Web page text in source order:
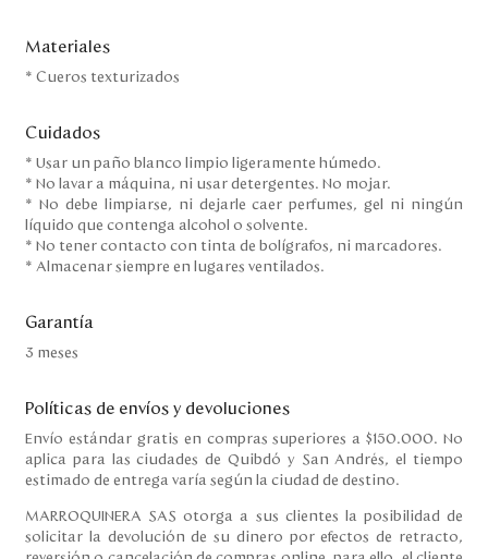
Costa Rica
Panamá
USA
Venezuela
Materiales
* Cueros texturizados
Cuidados
* Usar un paño blanco limpio ligeramente húmedo.
* No lavar a máquina, ni usar detergentes. No mojar.
* No debe limpiarse, ni dejarle caer perfumes, gel ni ningún
líquido que contenga alcohol o solvente.
* No tener contacto con tinta de bolígrafos, ni marcadores.
* Almacenar siempre en lugares ventilados.
Garantía
3 meses
Políticas de envíos y devoluciones
Envío estándar gratis en compras superiores a $150.000. No
aplica para las ciudades de Quibdó y San Andrés, el tiempo
estimado de entrega varía según la ciudad de destino.
MARROQUINERA SAS otorga a sus clientes la posibilidad de
solicitar la devolución de su dinero por efectos de retracto,